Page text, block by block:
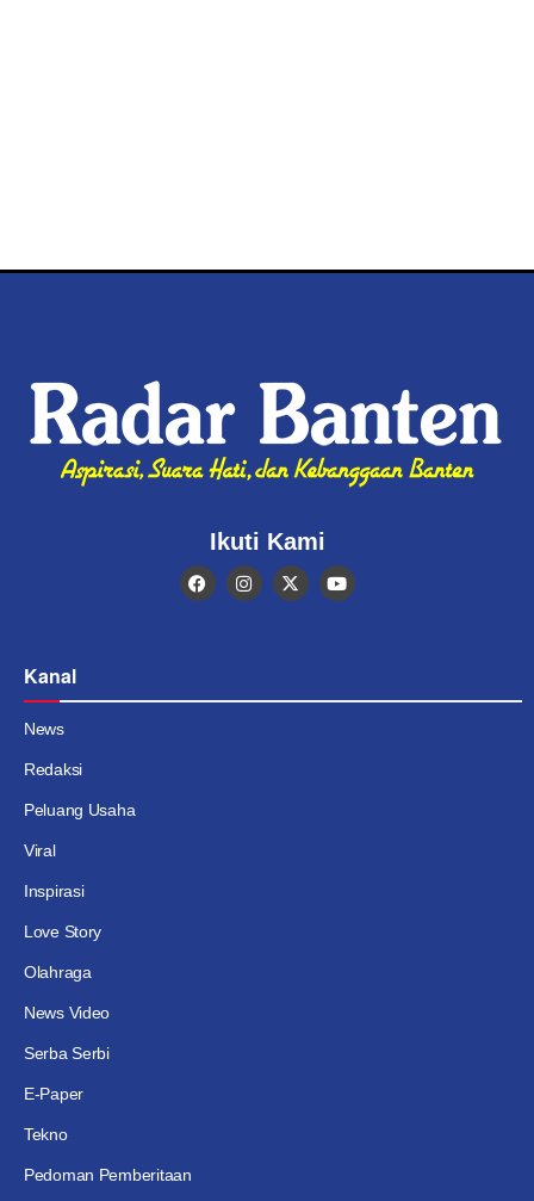
Ikuti Kami
Kanal
News
Redaksi
Peluang Usaha
Viral
Inspirasi
Love Story
Olahraga
News Video
Serba Serbi
E-Paper
Tekno
Pedoman Pemberitaan